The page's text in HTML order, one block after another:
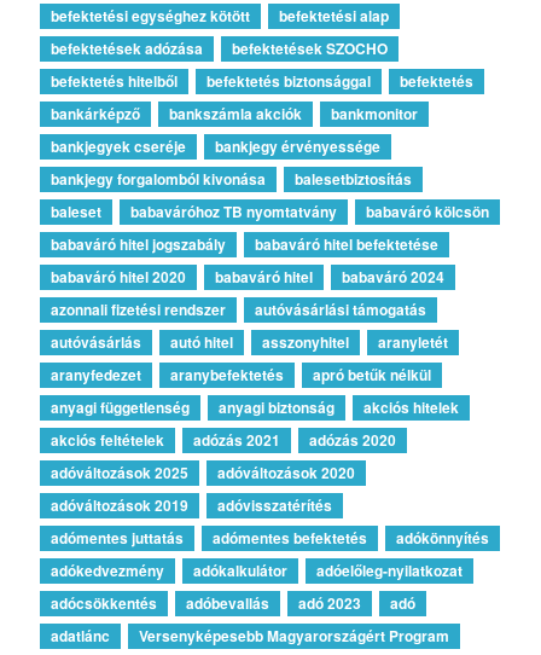
befektetési egységhez kötött
befektetési alap
befektetések adózása
befektetések SZOCHO
befektetés hitelből
befektetés biztonsággal
befektetés
bankárképző
bankszámla akciók
bankmonitor
bankjegyek cseréje
bankjegy érvényessége
bankjegy forgalomból kivonása
balesetbiztosítás
baleset
babaváróhoz TB nyomtatvány
babaváró kölcsön
babaváró hitel jogszabály
babaváró hitel befektetése
babaváró hitel 2020
babaváró hitel
babaváró 2024
azonnali fizetési rendszer
autóvásárlási támogatás
autóvásárlás
autó hitel asszonyhitel
aranyletét
aranyfedezet
aranybefektetés
apró betűk nélkül
anyagi függetlenség
anyagi biztonság
akciós hitelek
akciós feltételek
adózás 2021
adózás 2020
adóváltozások 2025
adóváltozások 2020
adóváltozások 2019
adóvisszatérítés
adómentes juttatás
adómentes befektetés
adókönnyítés
adókedvezmény
adókalkulátor
adóelőleg-nyilatkozat
adócsökkentés
adóbevallás adó 2023
adó
adatlánc
Versenyképesebb Magyarországért Program